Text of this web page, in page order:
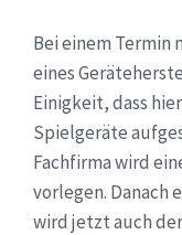
Bei einem Termin
eines
Einigkeit, dass
Spielgeräte
Fachfirma wird
vorlegen. Danach
wird jetzt auch